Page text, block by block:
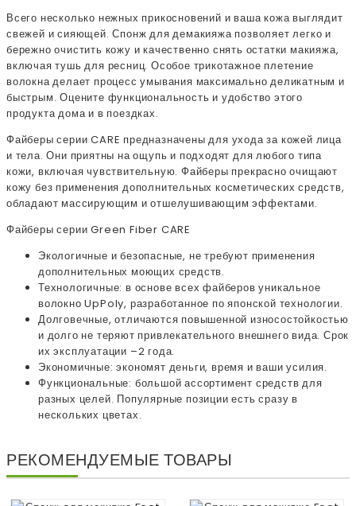
Всего несколько нежных прикосновений и ваша кожа выглядит
свежей и сияющей. Спонж для демакияжа позволяет легко и
бережно очистить кожу и качественно снять остатки макияжа,
включая тушь для ресниц. Особое трикотажное плетение
волокна делает процесс умывания максимально деликатным и
быстрым. Оцените функциональность и удобство этого
продукта дома и в поездках.
Файберы серии CARE предназначены для ухода за кожей лица
и тела. Они приятны на ощупь и подходят для любого типа
кожи, включая чувствительную. Файберы прекрасно очищают
кожу без применения дополнительных косметических средств,
обладают массирующим и отшелушивающим эффектами.
Файберы серии Green Fiber CARE
Экологичные и безопасные, не требуют применения
дополнительных моющих средств.
Технологичные: в основе всех файберов уникальное
волокно UpPoly, разработанное по японской технологии.
Долговечные, отличаются повышенной износостойкостью
и долго не теряют привлекательного внешнего вида. Срок
их эксплуатации –2 года.
Экономичные: экономят деньги, время и ваши усилия.
Функциональные: большой ассортимент средств для
разных целей. Популярные позиции есть сразу в
нескольких цветах.
РЕКОМЕНДУЕМЫЕ ТОВАРЫ